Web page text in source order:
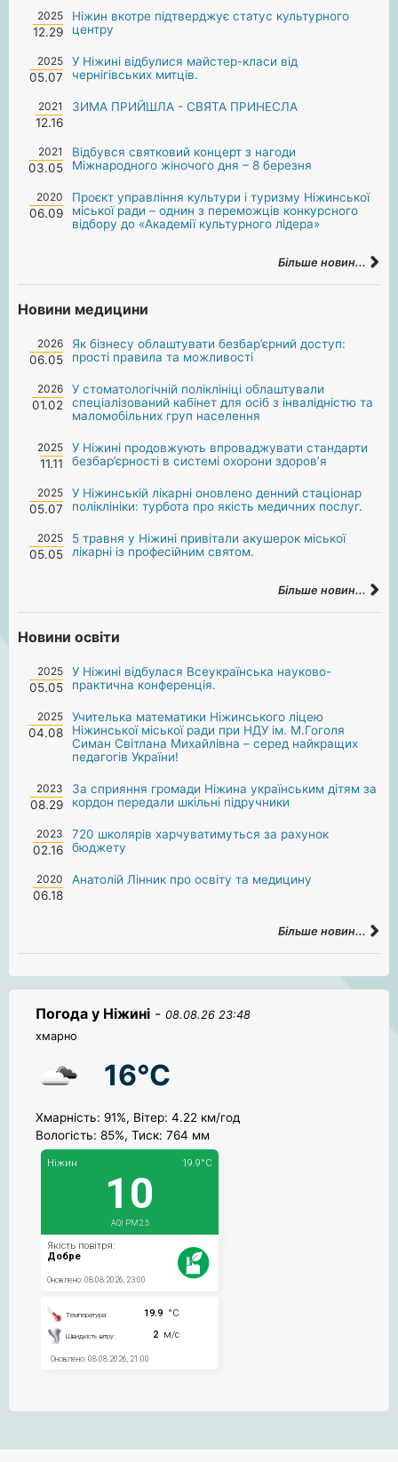
2025
12.29
Ніжин вкотре підтверджує статус культурного
центру
2025
05.07
У Ніжині відбулися майстер-класи від
чернігівських митців.
2021
12.16
ЗИМА ПРИЙШЛА - СВЯТА ПРИНЕСЛА
2021
03.05
Відбувся святковий концерт з нагоди
Міжнародного жіночого дня – 8 березня
2020
06.09
Проєкт управління культури і туризму Ніжинської
міської ради – однин з переможців конкурсного
відбору до «Академії культурного лідера»
Більше новин...
Новини медицини
2026
06.05
Як бізнесу облаштувати безбар’єрний доступ:
прості правила та можливості
2026
01.02
У стоматологічній поліклініці облаштували
спеціалізований кабінет для осіб з інвалідністю та
маломобільних груп населення
2025
11.11
У Ніжині продовжують впроваджувати стандарти
безбар’єрності в системі охорони здоров’я
2025
05.07
У Ніжинській лікарні оновлено денний стаціонар
поліклініки: турбота про якість медичних послуг.
2025
05.05
5 травня у Ніжині привітали акушерок міської
лікарні із професійним святом.
Більше новин...
Новини освіти
2025
05.05
У Ніжині відбулася Всеукраїнська науково-
практична конференція.
2025
04.08
Учителька математики Ніжинського ліцею
Ніжинської міської ради при НДУ ім. М.Гоголя
Симан Світлана Михайлівна – серед найкращих
педагогів України!
2023
08.29
За сприяння громади Ніжина українським дітям за
кордон передали шкільні підручники
2023
02.16
720 школярів харчуватимуться за рахунок
бюджету
2020
06.18
Анатолій Лінник про освіту та медицину
Більше новин...
Погода у Ніжині - 08.08.26 23:48
хмарно
16°C
Хмарність: 91%, Вітер: 4.22 км/год
Вологість: 85%, Тиск: 764 мм